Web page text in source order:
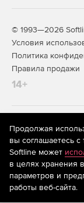
© 1993—2026
Условия
Политика
Правила продажи
14+
На
предоставления
систематизации и
предпочтениям
находящихся на
Продолжая
вы соглашаетесь с
Softline может
в целях хранения
параметров и
работы веб-сайта.